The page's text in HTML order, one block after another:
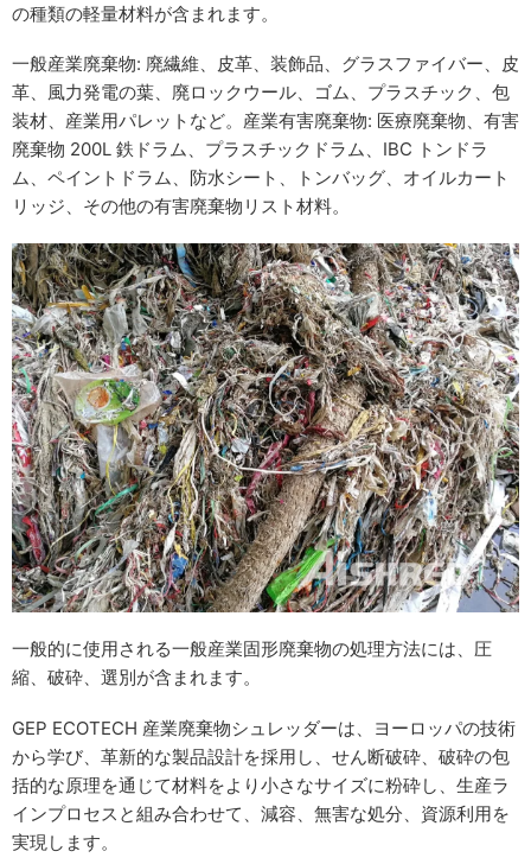
の種類の軽量材料が含まれます。
一般産業廃棄物: 廃繊維、皮革、装飾品、グラスファイバー、皮
革、風力発電の葉、廃ロックウール、ゴム、プラスチック、包
装材、産業用パレットなど。産業有害廃棄物: 医療廃棄物、有害
廃棄物 200L 鉄ドラム、プラスチックドラム、IBC トンドラ
ム、ペイントドラム、防水シート、トンバッグ、オイルカート
リッジ、その他の有害廃棄物リスト材料。
一般的に使用される一般産業固形廃棄物の処理方法には、圧
縮、破砕、選別が含まれます。
GEP ECOTECH 産業廃棄物シュレッダーは、ヨーロッパの技術
から学び、革新的な製品設計を採用し、せん断破砕、破砕の包
括的な原理を通じて材料をより小さなサイズに粉砕し、生産ラ
インプロセスと組み合わせて、減容、無害な処分、資源利用を
実現します。